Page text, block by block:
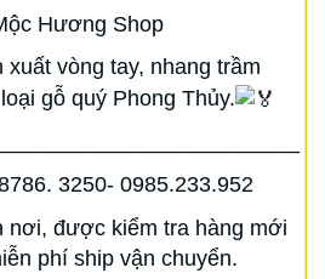
Hương Shop
xuất vòng tay, nhang trầm
gỗ quý Phong Thủy.
3250- 0985.233.952
nơi, được kiểm tra hàng mới
phí ship vận chuyển.